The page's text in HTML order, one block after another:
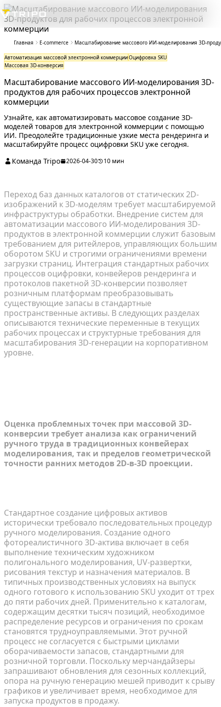
Главная E-commerce Масштабирование массового ИИ-моделирования 3D-
Автоматизация массовой электронной коммерцииОцифровка SKU
Массовая 3D-конверсия
Масштабирование массового ИИ-моделирования 3D-
продуктов для рабочих процессов электронной
коммерции
Узнайте, как автоматизировать массовое создание 3D-
моделей товаров для электронной коммерции с помощью
ИИ. Преодолейте традиционные узкие места рендеринга и
масштабируйте процесс оцифровки SKU уже сегодня.
Команда Tripo
2026-04-30 10 мин
Переход баз данных каталогов от статических 2D-
изображений к 3D-моделям требует масштабируемой
инфраструктуры обработки. Внедрение систем для
автоматизации массового ИИ-моделирования 3D-
продуктов в электронной коммерции служит базовым
требованием для ритейлеров, управляющих большим
оборотом SKU и строгими ограничениями времени
загрузки страниц. Интеграция стандартных рабочих
процессов оцифровки, конвейеров рендеринга и
протоколов пакетной 3D-конверсии позволяет
розничным платформам преобразовывать
существующие запасы в стандартные
пространственные активы. В следующих разделах
описываются технические переменные в текущих
рабочих процессах и структурные требования для
масштабирования 3D-генерации на корпоративном
уровне.
Оценка проблемных точек при массовой 3D-
конверсии требует анализа как ограничений
ручного труда в традиционных конвейерах
моделирования, так и пределов геометрической
точности ранних методов 2D-в-3D проекции.
Стандартное создание цифровых активов
исторически требовало последовательных процедур
ручного моделирования. Создание одного
фотореалистичного 3D-актива включает в себя
выполнение техническим художником
полигонального моделирования, UV-развертки,
рисования текстур и назначения материалов. В
типичных производственных условиях на выпуск
одного готового к использованию SKU уходит от трех
до пяти рабочих дней. Применительно к каталогам,
содержащим десятки тысяч позиций, необходимое
распределение ресурсов и ограничения по срокам
становятся трудноуправляемыми. Этот ручной
процесс не согласуется с быстрыми циклами
оборачиваемости запасов, стандартными для
розничной торговли. Поскольку мерчандайзеры
запрашивают обновления для сезонных коллекций,
опора на ручную генерацию мешей приводит к срыву
графиков и увеличивает время, необходимое для
запуска продуктов в продажу.